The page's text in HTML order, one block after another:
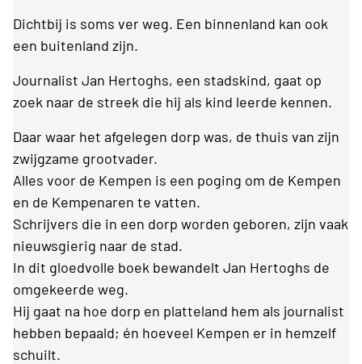
Dichtbij is soms ver weg. Een binnenland kan ook
een buitenland zijn.
Journalist Jan Hertoghs, een stadskind, gaat op
zoek naar de streek die hij als kind leerde kennen.
Daar waar het afgelegen dorp was, de thuis van zijn
zwijgzame grootvader.
Alles voor de Kempen is een poging om de Kempen
en de Kempenaren te vatten.
Schrijvers die in een dorp worden geboren, zijn vaak
nieuwsgierig naar de stad.
In dit gloedvolle boek bewandelt Jan Hertoghs de
omgekeerde weg.
Hij gaat na hoe dorp en platteland hem als journalist
hebben bepaald; én hoeveel Kempen er in hemzelf
schuilt.